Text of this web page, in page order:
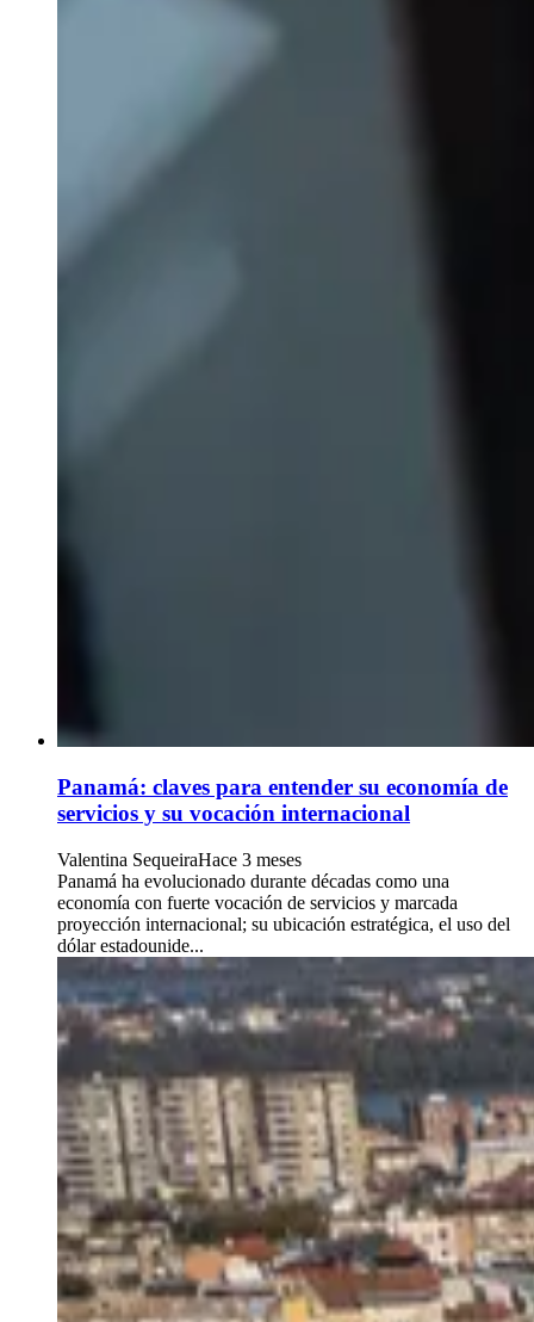
Panamá: claves para entender su economía de
servicios y su vocación internacional
Valentina SequeiraHace 3 meses
Panamá ha evolucionado durante décadas como una
economía con fuerte vocación de servicios y marcada
proyección internacional; su ubicación estratégica, el uso del
dólar estadounide...